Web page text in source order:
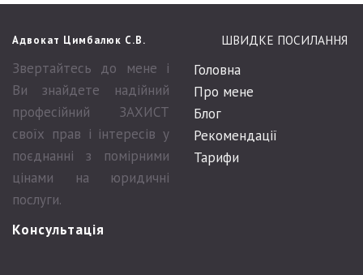
Адвокат Цимбалюк С.В.
Звертайтесь до мене і
Ви знайдете надійний
професійний ЗАХИСТ
своїх прав і інтересів у
поєднанні з помірними
цінами на юридичні
послуги.
Консультація
ШВИДКЕ ПОСИЛАННЯ
Головна
Про мене
Блог
Рекомендації
Тарифи